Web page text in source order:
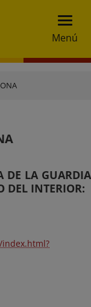
Menú
DE LA GUARDIA
DEL INTERIOR: